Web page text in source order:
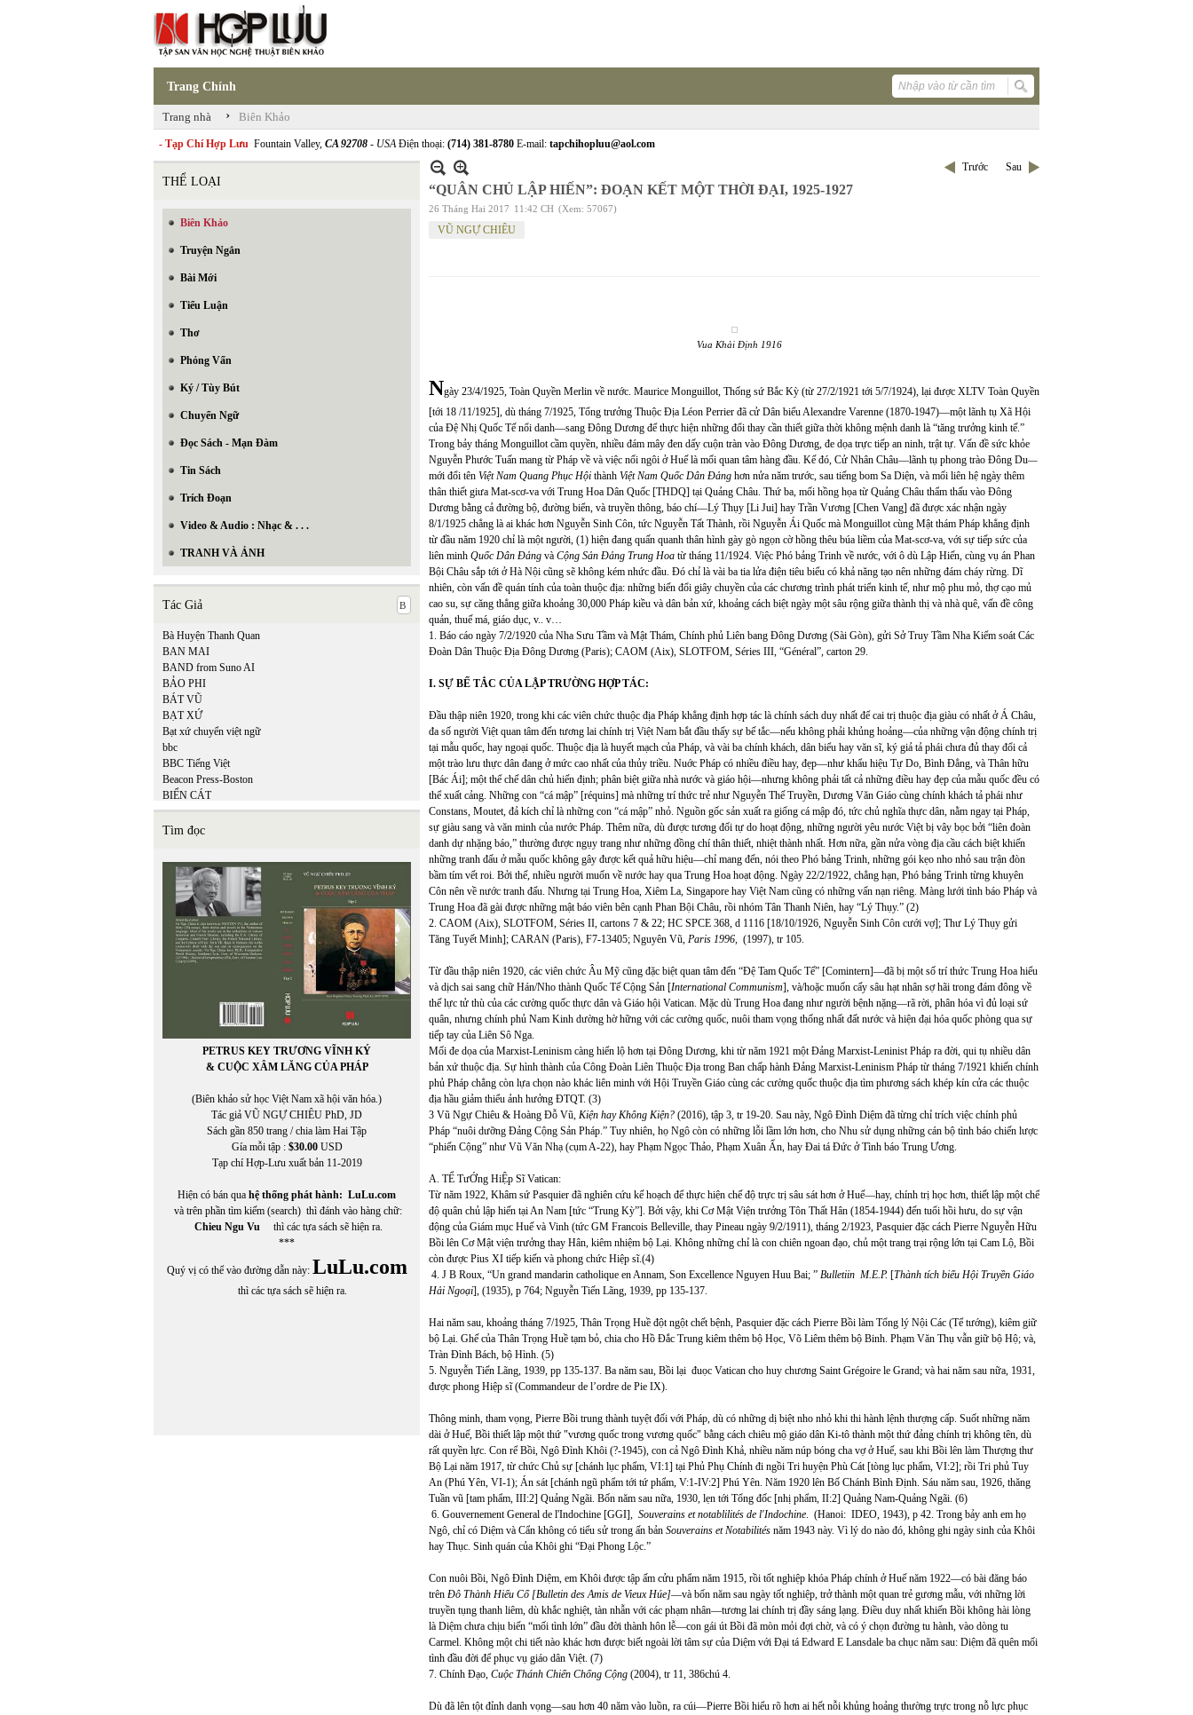
Trang Chính
Trang nhà › Biên Khảo
- Tạp Chí Hợp Lưu Fountain Valley, CA 92708 - USAĐiện thoại: (714) 381-8780 E-mail: tapchihopluu@aol.com
THỂ LOẠI
Biên Khảo
Truyện Ngắn
Bài Mới
Tiểu Luận
Thơ
Phỏng Vấn
Ký / Tùy Bút
Chuyển Ngữ
Đọc Sách - Mạn Đàm
Tin Sách
Trích Đoạn
Video & Audio : Nhạc & . . .
TRANH VÀ ẢNH
Tác Giả
Bà Huyện Thanh Quan
BAN MAI
BAND from Suno AI
BẢO PHI
BÁT VŨ
BẠT XỨ
Bạt xứ chuyển việt ngữ
bbc
BBC Tiếng Việt
Beacon Press-Boston
BIỂN CÁT
BÌNH ĐỊA MỘC
Bồ Tùng Linh
Bruno Corty
Bùi Hoàng Linh
BÙI HOẰNG VỊ
BÙI NGỌC KHÔI
Bùi Ngọc Khôi chuyển ngữ
Bùi Thanh Xuân
BÙI VĨNH PHÚC
Tìm đọc
PETRUS KEY TRƯƠNG VĨNH KÝ
& CUỘC XÂM LĂNG CỦA PHÁP
(Biên khảo sử học Việt Nam xã hội văn hóa.)
Tác giả VŨ NGỰ CHIÊU PhD, JD
Sách gần 850 trang / chia làm Hai Tập
Gía mỗi tập : $30.00USD
Tạp chí Hợp-Lưu xuất bản 11-2019
Hiện có bán qua hệ thống phát hành: LuLu.com
và trên phần tìm kiếm (search) thì đánh vào hàng chữ:
Chieu Ngu Vu thì các tựa sách sẽ hiện ra.
***
Quý vị có thể vào đường dẫn này: LuLu.com
thì các tựa sách sẽ hiện ra.
Trước Sau
“QUÂN CHỦ LẬP HIẾN”: ĐOẠN KẾT MỘT THỜI ĐẠI, 1925-1927
26 Tháng Hai 2017 11:42 CH (Xem: 57067)
VŨ NGỰ CHIÊU
Vua Khải Định 1916
Ngày 23/4/1925, Toàn Quyền Merlin về nước. Maurice Monguillot, Thống sứ Bắc Kỳ (từ 27/2/1921 tới 5/7/1924), lại được XLTV Toàn Quyền
[tới 18 /11/1925], dù tháng 7/1925, Tổng trưởng Thuộc Địa Léon Perrier đã cử Dân biểu Alexandre Varenne (1870-1947)—một lãnh tụ Xã Hội
của Đệ Nhị Quốc Tế nổi danh—sang Đông Dương để thực hiện những đổi thay cần thiết giữa thời không mệnh danh là “tăng trưởng kinh tế.”
Trong bảy tháng Monguillot cầm quyền, nhiều đám mây đen dấy cuộn tràn vào Đông Dương, đe dọa trực tiếp an ninh, trật tự. Vấn đề sức khỏe
Nguyễn Phước Tuấn mang từ Pháp về và việc nối ngôi ở Huế là mối quan tâm hàng đầu. Kế đó, Cử Nhân Châu—lãnh tụ phong trào Đông Du—
mới đổi tên Việt Nam Quang Phục Hội thành Việt Nam Quốc Dân Đảng hơn nửa năm trước, sau tiếng bom Sa Diện, và mối liên hệ ngày thêm
thân thiết giưa Mat-scơ-va với Trung Hoa Dân Quốc [THDQ] tại Quảng Châu. Thứ ba, mối hồng họa từ Quảng Châu thẩm thấu vào Đông
Dương bằng cả đường bộ, đường biển, và truyền thông, báo chí—Lý Thụy [Li Jui] hay Trần Vương [Chen Vang] đã được xác nhận ngày
8/1/1925 chẳng là ai khác hơn Nguyễn Sinh Côn, tức Nguyễn Tất Thành, rồi Nguyễn Ái Quốc mà Monguillot cùng Mật thám Pháp khẳng định
từ đầu năm 1920 chỉ là một người, (1) hiện đang quấn quanh thân hình gày gò ngọn cờ hồng thêu búa liềm của Mat-scơ-va, với sự tiếp sức của
liên minh Quốc Dân Đảng và Cộng Sản Đảng Trung Hoa từ tháng 11/1924. Việc Phó bảng Trinh về nước, với ô dù Lập Hiến, cùng vụ án Phan
Bội Châu sắp tới ở Hà Nội cũng sẽ không kém nhức đầu. Đó chỉ là vài ba tia lửa điện tiêu biểu có khả năng tạo nên những đám cháy rừng. Dĩ
nhiên, còn vấn đề quán tính của toàn thuộc địa: những biến đổi giây chuyền của các chương trình phát triển kinh tế, như mộ phu mỏ, thợ cạo mủ
cao su, sự căng thẳng giữa khoảng 30,000 Pháp kiều và dân bản xứ, khoảng cách biệt ngày một sâu rộng giữa thành thị và nhà quê, vấn đề công
quản, thuế má, giáo dục, v.. v…
1. Báo cáo ngày 7/2/1920 của Nha Sưu Tầm và Mật Thám, Chính phủ Liên bang Đông Dương (Sài Gòn), gửi Sở Truy Tầm Nha Kiểm soát Các
Đoàn Dân Thuộc Địa Đông Dương (Paris); CAOM (Aix), SLOTFOM, Séries III, “Général”, carton 29.
I. SỰ BẾ TẮC CỦA LẬP TRƯỜNG HỢP TÁC:
Đầu thập niên 1920, trong khi các viên chức thuộc địa Pháp khẳng định hợp tác là chính sách duy nhất để cai trị thuộc địa giàu có nhất ở Á Châu,
đa số người Việt quan tâm đến tương lai chính trị Việt Nam bắt đầu thấy sự bế tắc—nếu không phải khủng hoảng—của những vận động chính trị
tại mẫu quốc, hay ngoại quốc. Thuộc địa là huyết mạch của Pháp, và vài ba chính khách, dân biểu hay văn sĩ, ký giả tả phái chưa đủ thay đổi cả
một trào lưu thực dân đang ở mức cao nhất của thủy triều. Nuớc Pháp có nhiều điều hay, đẹp—như khẩu hiệu Tự Do, Bình Đẳng, và Thân hữu
[Bác Ái]; một thể chế dân chủ hiến định; phân biệt giữa nhà nước và giáo hội—nhưng không phải tất cả những điều hay đẹp của mẫu quốc đều có
thể xuất cảng. Những con “cá mập” [réquins] mà những trí thức trẻ như Nguyễn Thế Truyền, Dương Văn Giáo cùng chính khách tả phái như
Constans, Moutet, đả kích chỉ là những con “cá mập” nhỏ. Nguồn gốc sản xuất ra giống cá mập đó, tức chủ nghĩa thực dân, nằm ngay tại Pháp,
sự giàu sang và văn minh của nước Pháp. Thêm nữa, dù được tương đối tự do hoạt động, những người yêu nước Việt bị vây bọc bởi “liên đoàn
danh dự nhặng báo,” thường được ngụy trang như những đồng chí thân thiết, nhiệt thành nhất. Hơn nữa, gần nửa vòng địa cầu cách biệt khiến
những tranh đấu ở mẫu quốc không gây được kết quả hữu hiệu—chỉ mang đến, nói theo Phó bảng Trinh, những gói kẹo nho nhỏ sau trận đòn
bầm tím vết roi. Bởi thế, nhiều người muốn về nước hay qua Trung Hoa hoạt động. Ngày 22/2/1922, chẳng hạn, Phó bảng Trinh từng khuyên
Côn nên về nước tranh đấu. Nhưng tại Trung Hoa, Xiêm La, Singapore hay Việt Nam cũng có những vấn nạn riêng. Màng lưới tình báo Pháp và
Trung Hoa đã gài được những mật báo viên bên cạnh Phan Bội Châu, rồi nhóm Tân Thanh Niên, hay “Lý Thụy.” (2)
2. CAOM (Aix), SLOTFOM, Séries II, cartons 7 & 22; HC SPCE 368, d 1116 [18/10/1926, Nguyễn Sinh Côn cưới vợ]; Thư Lý Thụy gửi
Tăng Tuyết Minh]; CARAN (Paris), F7-13405; Nguyên Vũ, Paris 1996, (1997), tr 105.
Từ đầu thập niên 1920, các viên chức Âu Mỹ cũng đặc biệt quan tâm đến “Đệ Tam Quốc Tế” [Comintern]—đã bị một số trí thức Trung Hoa hiểu
và dịch sai sang chữ Hán/Nho thành Quốc Tế Cộng Sản [International Communism], và/hoặc muốn cấy sâu hạt nhân sợ hãi trong đám đông về
thế lực tử thù của các cường quốc thực dân và Giáo hội Vatican. Mặc dù Trung Hoa đang như người bệnh nặng—rã rời, phân hóa vì đủ loại sứ
quân, nhưng chính phủ Nam Kinh dường hờ hững với các cường quốc, nuôi tham vọng thống nhất đất nước và hiện đại hóa quốc phòng qua sự
tiếp tay của Liên Sô Nga.
Mối đe dọa của Marxist-Leninism càng hiển lộ hơn tại Đông Dương, khi từ năm 1921 một Đảng Marxist-Leninist Pháp ra đời, qui tụ nhiều dân
bản xứ thuộc địa. Sự hình thành của Công Đoàn Liên Thuộc Địa trong Ban chấp hành Đảng Marxist-Leninism Pháp từ tháng 7/1921 khiến chính
phủ Pháp chẳng còn lựa chọn nào khác liên minh với Hội Truyền Giáo cùng các cường quốc thuộc địa tìm phương sách khép kín cửa các thuộc
địa hầu giảm thiểu ảnh hưởng ĐTQT. (3)
3 Vũ Ngự Chiêu & Hoàng Đỗ Vũ, Kiện hay Không Kiện? (2016), tập 3, tr 19-20. Sau này, Ngô Đình Diệm đã từng chỉ trích việc chính phủ
Pháp “nuôi dưỡng Đảng Cộng Sản Pháp.” Tuy nhiên, họ Ngô còn có những lỗi lầm lớn hơn, cho Nhu sử dụng những cán bộ tình báo chiến lược
“phiến Cộng” như Vũ Văn Nhạ (cụm A-22), hay Phạm Ngọc Thảo, Phạm Xuân Ẩn, hay Đai tá Đức ở Tình báo Trung Ương.
A. TỂ TưỚng HiỆp Sĩ Vatican:
Từ năm 1922, Khâm sứ Pasquier đã nghiên cứu kế hoạch để thực hiện chế độ trực trị sâu sát hơn ở Huế—hay, chính trị học hơn, thiết lập một chế
độ quân chủ lập hiến tại An Nam [tức “Trung Kỳ”]. Bởi vậy, khi Cơ Mật Viện trưởng Tôn Thất Hân (1854-1944) đến tuổi hồi hưu, do sự vận
động của Giám mục Huế và Vinh (tức GM Francois Belleville, thay Pineau ngày 9/2/1911), tháng 2/1923, Pasquier đặc cách Pierre Nguyễn Hữu
Bồi lên Cơ Mật viện trưởng thay Hân, kiêm nhiệm bộ Lại. Không những chỉ là con chiên ngoan đạo, chủ một trang trại rộng lớn tại Cam Lộ, Bồi
còn được Pius XI tiếp kiến và phong chức Hiệp sĩ.(4)
4. J B Roux, “Un grand mandarin catholique en Annam, Son Excellence Nguyen Huu Bai; ” Bulletiin M.E.P. [Thành tích biểu Hội Truyền Giáo
Hải Ngoại], (1935), p 764; Nguyễn Tiến Lãng, 1939, pp 135-137.
Hai năm sau, khoảng tháng 7/1925, Thân Trọng Huề đột ngột chết bệnh, Pasquier đặc cách Pierre Bồi làm Tổng lý Nội Các (Tể tướng), kiêm giữ
bộ Lại. Ghế của Thân Trọng Huề tạm bỏ, chia cho Hồ Đắc Trung kiêm thêm bộ Học, Võ Liêm thêm bộ Binh. Phạm Văn Thụ vẫn giữ bộ Hộ; và,
Tràn Đình Bách, bộ Hình. (5)
5. Nguyễn Tiến Lãng, 1939, pp 135-137. Ba năm sau, Bồi lại đuọc Vatican cho huy chương Saint Grégoire le Grand; và hai năm sau nữa, 1931,
được phong Hiệp sĩ (Commandeur de l’ordre de Pie IX).
Thông minh, tham vọng, Pierre Bồi trung thành tuyệt đối với Pháp, dù có những dị biệt nho nhỏ khi thi hành lệnh thượng cấp. Suốt những năm
dài ở Huế, Bồi thiết lập một thứ "vương quốc trong vương quốc" bằng cách chiêu mộ giáo dân Ki-tô thành một thứ đảng chính trị không tên, dù
rất quyền lực. Con rể Bồi, Ngô Đình Khôi (?-1945), con cả Ngô Đình Khả, nhiều năm núp bóng cha vợ ở Huế, sau khi Bồi lên làm Thượng thư
Bộ Lại năm 1917, từ chức Chủ sự [chánh lục phẩm, VI:1] tại Phủ Phụ Chính đi ngồi Tri huyện Phù Cát [tòng lục phẩm, VI:2]; rồi Tri phủ Tuy
An (Phú Yên, VI-1); Án sát [chánh ngũ phẩm tới tứ phẩm, V:1-IV:2] Phú Yên. Năm 1920 lên Bố Chánh Bình Định. Sáu năm sau, 1926, thăng
Tuần vũ [tam phẩm, III:2] Quảng Ngãi. Bốn năm sau nữa, 1930, lẹn tới Tổng đốc [nhị phẩm, II:2] Quảng Nam-Quảng Ngãi. (6)
6. Gouvernement General de l'Indochine [GGI], Souverains et notablilités de l'Indochine. (Hanoi: IDEO, 1943), p 42. Trong bảy anh em họ
Ngô, chỉ có Diệm và Cẩn không có tiểu sử trong ấn bản Souverains et Notabilités năm 1943 này. Vì lý do nào đó, không ghi ngày sinh của Khôi
hay Thục. Sinh quán của Khôi ghi “Đại Phong Lộc.”
Con nuôi Bồi, Ngô Đình Diệm, em Khôi được tập ấm cửu phẩm năm 1915, rồi tốt nghiệp khóa Pháp chính ở Huế năm 1922—có bài đăng báo
trên Đô Thành Hiếu Cổ [Bulletin des Amis de Vieux Húe]—và bốn năm sau ngày tốt nghiệp, trở thành một quan trẻ gương mẫu, với những lời
truyền tụng thanh liêm, dù khắc nghiệt, tàn nhẫn với các phạm nhân—tương lai chính trị đầy sáng lạng. Điều duy nhất khiến Bồi không hài lòng
là Diệm chưa chịu biến “mối tình lớn” đầu đời thành hôn lễ—con gái út Bồi đã mòn mỏi đợi chờ, và có ý chọn đường tu hành, vào dòng tu
Carmel. Không một chi tiết nào khác hơn được biết ngoài lời tâm sự của Diệm với Đại tá Edward E Lansdale ba chục năm sau: Diệm đã quên mối
tình đầu đời để phục vụ giáo dân Việt. (7)
7. Chính Đạo, Cuộc Thánh Chiến Chống Cộng (2004), tr 11, 386chú 4.
Dù đã lên tột đỉnh danh vọng—sau hơn 40 năm vào luồn, ra cúi—Pierre Bồi hiểu rõ hơn ai hết nỗi khủng hoảng thường trực trong nỗ lực phục